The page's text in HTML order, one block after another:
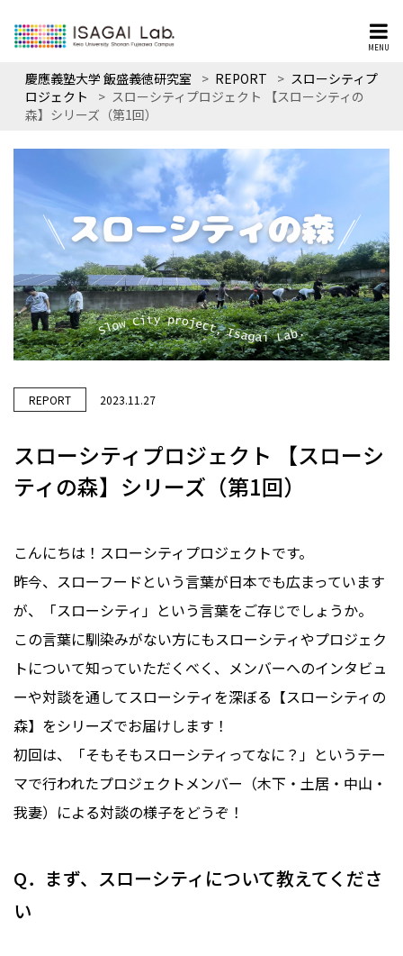
MENU
慶應義塾大学 飯盛義徳研究室 > REPORT > スローシティプ
ロジェクト
> スローシティプロジェクト 【スローシティの
森】シリーズ（第1回）
REPORT 2023.11.27
スローシティプロジェクト 【スローシ
ティの森】シリーズ（第1回）
こんにちは！スローシティプロジェクトです。
昨今、スローフードという言葉が日本でも広まっています
が、「スローシティ」という言葉をご存じでしょうか。
この言葉に馴染みがない方にもスローシティやプロジェク
トについて知っていただくべく、メンバーへのインタビュ
ーや対談を通してスローシティを深ぼる【スローシティの
森】をシリーズでお届けします！
初回は、「そもそもスローシティってなに？」というテー
マで行われたプロジェクトメンバー（木下・土居・中山・
我妻）による対談の様子をどうぞ！
Q．まず、スローシティについて教えてくださ
い